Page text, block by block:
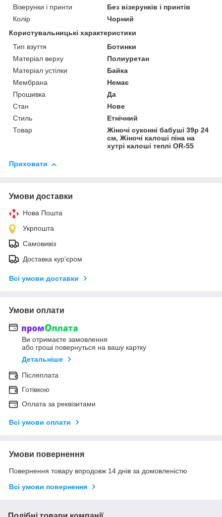
Візерунки і принти
Без візерунків і принтів
Колір
Чорний
Користувальницькі характеристики
Тип взуття
Ботинки
Матеріал верху
Полиуретан
Матеріал устілки
Байка
Мембрана
Немає
Прошивка
Да
Стан
Нове
Стиль
Етнічний
Товар
Жіночі суконні бабуші 39р 24
см, Жіночі калоші піна на
хутрі калоші теплі OR-55
Приховати
Умови доставки
Нова Пошта
Укрпошта
Самовивіз
Доставка кур'єром
Всі умови доставки
Умови оплати
Ви отримаєте замовлення
або гроші повернуться на вашу картку
Детальніше
Післяплата
Готівкою
Оплата за реквізитами
Всі умови оплати
Умови повернення
Повернення товару впродовж 14 днів за домовленістю
Всі умови повернення